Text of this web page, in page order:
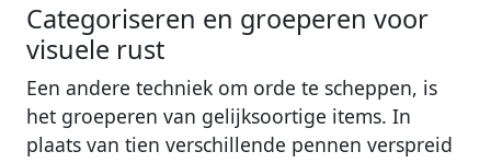
Categoriseren en groeperen voor
visuele rust
Een andere techniek om orde te scheppen, is
het groeperen van gelijksoortige items. In
plaats van tien verschillende pennen verspreid